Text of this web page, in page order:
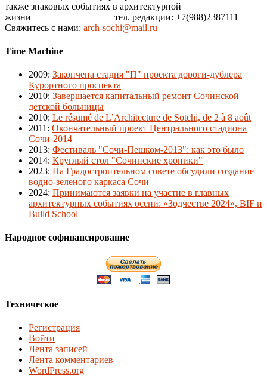
также знаковых событиях в архитектурной
жизни_________________ тел. редакции: +7(988)2387111
Свяжитесь с нами: arch-sochi@mail.ru
Time Machine
2009: Закончена стадия "П" проекта дороги-дублера
Курортного проспекта
2010: Завершается капитальный ремонт Сочинской
детской больницы
2010: Le résumé de L’Architecture de Sotchi, de 2 à 8 août
2011 : Окончательный проект Центрального стадиона
Сочи-2014
2013: Фестиваль "Сочи-Пешком-2013": как это было
2014: Круглый стол "Сочинские хроники"
2023: На Градостроительном совете обсудили создание
водно-зеленого каркаса Сочи
2024: Принимаются заявки на участие в главных
архитектурных событиях осени: «Зодчестве 2024», BIF и
Build School
Народное софинансирование
Техническое
Регистрация
Войти
Лента записей
Лента комментариев
WordPress.org